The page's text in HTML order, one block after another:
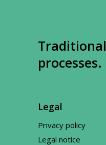
processes.
Legal
Privacy policy
Legal notice